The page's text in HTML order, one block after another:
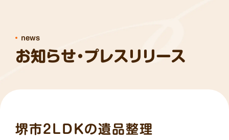
お知らせ・プレスリリース
news
堺市2LDKの遺品整理